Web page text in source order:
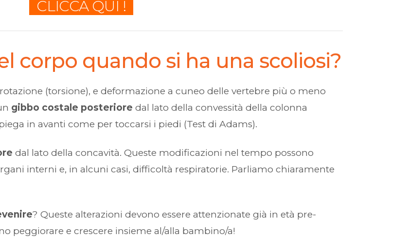
CLICCA QUI !
corpo quando si ha una scoliosi?
(torsione), e deformazione a cuneo delle vertebre più o meno
gibbo costale posteriore dal lato della convessità della colonna
in avanti come per toccarsi i piedi (Test di Adams).
dal lato della concavità. Queste modificazioni nel tempo possono
interni e, in alcuni casi, difficoltà respiratorie. Parliamo chiaramente
? Queste alterazioni devono essere attenzionate già in età pre-
peggiorare e crescere insieme al/alla bambino/a!